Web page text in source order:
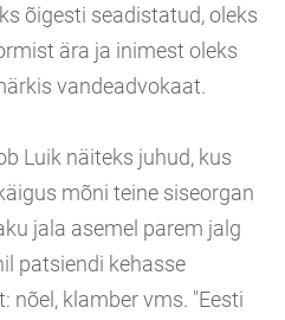
õigesti seadistatud, oleks
ära ja inimest oleks
vandeadvokaat.
Luik näiteks juhud, kus
mõni teine siseorgan
jala asemel parem jalg
patsiendi kehasse
nõel, klamber vms. "Eesti